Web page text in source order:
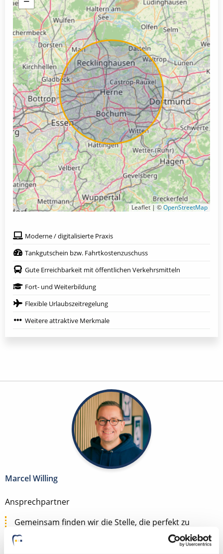
Leaflet | ©OpenStreetMap
Moderne / digitalisierte Praxis
Tankgutschein bzw. Fahrtkostenzuschuss
Gute Erreichbarkeit mit öffentlichen Verkehrsmitteln
Fort- und Weiterbildung
Flexible Urlaubszeitregelung
Weitere attraktive Merkmale
Marcel Willing
Ansprechpartner
Gemeinsam finden wir die Stelle, die perfekt zu
Ihnen passt. Melden Sie sich gerne, wenn Sie Fragen
zu Ihrem Suchprofil oder zu Ihren Vorstellungen für